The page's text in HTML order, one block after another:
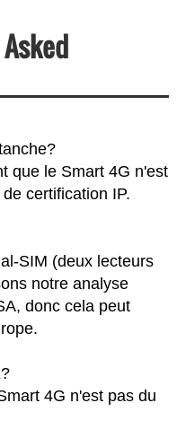
que le Smart 4G n'est
certification IP.
SIM (deux lecteurs
notre analyse
donc cela peut
4G n'est pas du